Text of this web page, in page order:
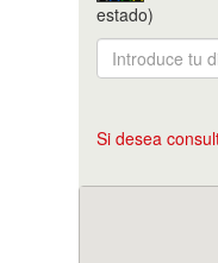
estado)
Si desea